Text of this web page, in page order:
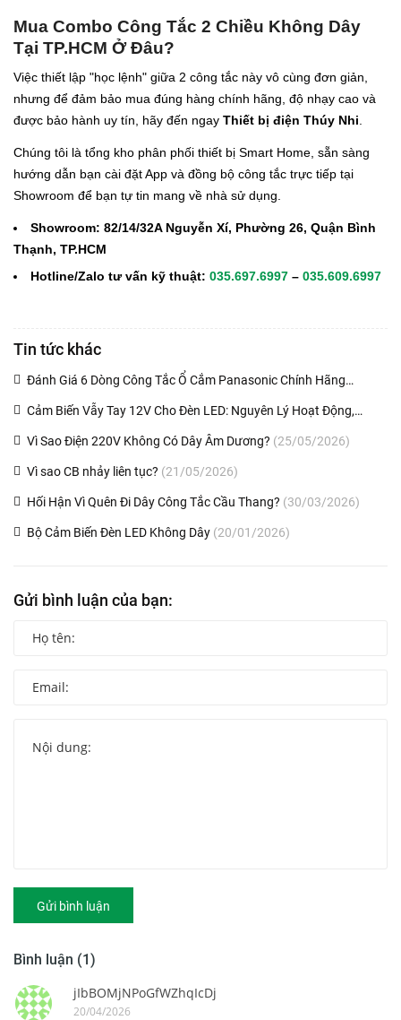
Mua Combo Công Tắc 2 Chiều Không Dây
Tại TP.HCM Ở Đâu?
Việc thiết lập "học lệnh" giữa 2 công tắc này vô cùng đơn giản,
nhưng để đảm bảo mua đúng hàng chính hãng, độ nhạy cao và
được bảo hành uy tín, hãy đến ngay Thiết bị điện Thúy Nhi
Chúng tôi là tổng kho phân phối thiết bị Smart Home, sẵn sàng
hướng dẫn bạn cài đặt App và đồng bộ công tắc trực tiếp tại
Showroom để bạn tự tin mang về nhà sử dụng.
Showroom: 82/14/32A Nguyễn Xí, Phường 26, Quận Bình
Thạnh, TP.HCM
Hotline/Zalo tư vấn kỹ thuật: 035.697.6997 – 035.609.6997
Tin tức khác
Đánh Giá 6 Dòng Công Tắc Ổ Cắm Panasonic Chính Hãng
(02/11/2020)
Cảm Biến Vẫy Tay 12V Cho Đèn LED: Nguyên Lý Hoạt Động,
(25/11/2020)
Vì Sao Điện 220V Không Có Dây Âm Dương? (25/05/2026)
Vì sao CB nhảy liên tục? (21/05/2026)
Hối Hận Vì Quên Đi Dây Công Tắc Cầu Thang? (30/03/2026)
Bộ Cảm Biến Đèn LED Không Dây (20/01/2026)
Gửi bình luận của bạn:
Gửi bình luận
Bình luận (1)
jIbBOMjNPoGfWZhqIcDj
20/04/2026